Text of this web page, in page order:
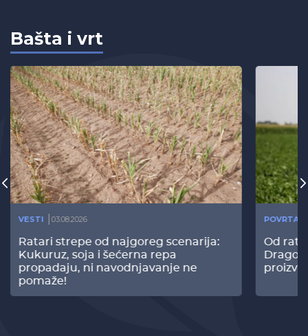
Bašta i vrt
VESTI 03.08.2026
Ratari strepe od najgoreg scenarija:
Kukuruz, soja i šećerna repa
propadaju, ni navodnjavanje ne
pomaže!
Od